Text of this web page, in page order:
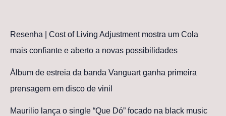
Resenha | Cost of Living Adjustment mostra um Cola
mais confiante e aberto a novas possibilidades
Álbum de estreia da banda Vanguart ganha primeira
prensagem em disco de vinil
Maurilio lança o single “Que Dó” focado na black music